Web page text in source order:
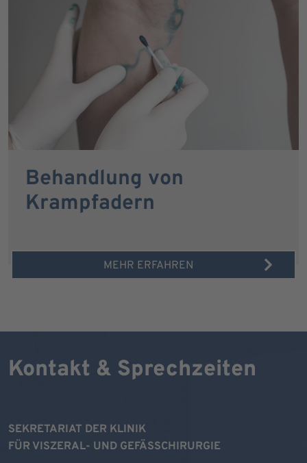
Behandlung von
Krampfadern
MEHR ERFAHREN
Kontakt & Sprechzeiten
SEKRETARIAT DER KLINIK
FÜR VISZERAL- UND GEFÄSSCHIRURGIE